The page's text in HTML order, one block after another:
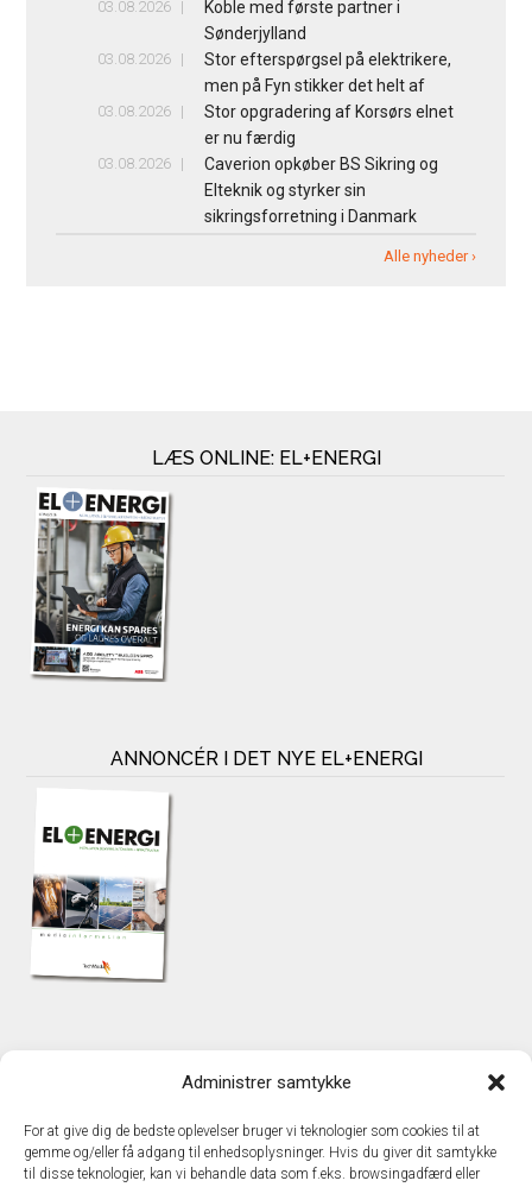
Administrer samtykke
For at give dig de bedste oplevelser bruger vi teknologier som cookies til at
gemme og/eller få adgang til enhedsoplysninger. Hvis du giver dit samtykke
til disse teknologier, kan vi behandle data som f.eks. browsingadfærd eller
03.08.2026
Koble med første partner i
Sønderjylland
03.08.2026
Stor efterspørgsel på elektrikere,
men på Fyn stikker det helt af
03.08.2026
Stor opgradering af Korsørs elnet
er nu færdig
03.08.2026
Caverion opkøber BS Sikring og
Elteknik og styrker sin
sikringsforretning i Danmark
Alle nyheder ›
LÆS ONLINE: EL+ENERGI
ANNONCÉR I DET NYE EL+ENERGI
TechMedia A/S
DK – 2600 Glostrup
www.techmedia.dk